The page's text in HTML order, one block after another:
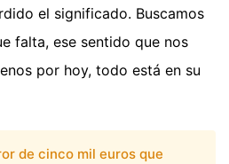
el significado. Buscamos
falta, ese sentido que nos
por hoy, todo está en su
de cinco mil euros que